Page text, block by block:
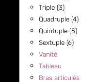
Triple (3)
Quadruple (4)
Quintuple (5)
Sextuple (6)
Vanité
Tableau
Bras articulés